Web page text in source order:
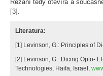
Řezání tedy otevírá a
[3].
Literatura:
[1] Levinson, G.: Principles of
[2] Levinson, G.: Dicing Opto-
Technologies, Haifa, Israel,